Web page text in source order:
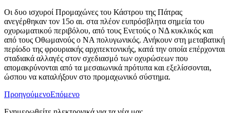
Οι δυο ισχυροί Προμαχώνες του Κάστρου της Πάτρας
ανεγέρθηκαν τον 15ο αι. στα πλέον ευπρόσβλητα σημεία του
οχυρωματικού περιβόλου, από τους Ενετούς ο ΝΔ κυκλικός και
από τους Οθωμανούς ο ΝΑ πολυγωνικός. Ανήκουν στη μεταβατική
περίοδο της φρουριακής αρχιτεκτονικής, κατά την οποία επέρχονται
σταδιακά αλλαγές στον σχεδιασμό των οχυρώσεων που
απομακρύνονται από τα μεσαιωνικά πρότυπα και εξελίσσονται,
ώσπου να καταλήξουν στο προμαχωνικό σύστημα.
ΠροηγούμενοΕπόμενο